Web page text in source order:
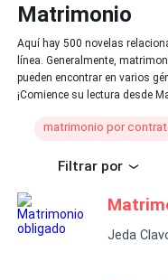
Matrimonio
Aquí hay 500 novelas
línea. Generalmente,
pueden encontrar en varios
¡Comience su lectura desde
matrimonio por
Filtrar por
Jeda